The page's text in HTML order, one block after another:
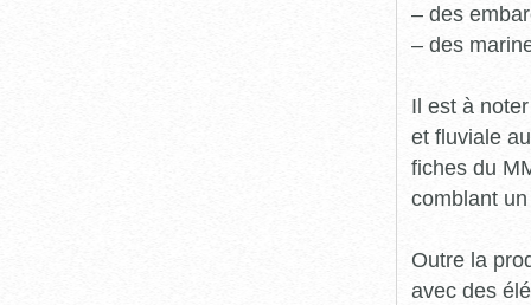
– des
– des
Il est à
et fluviale
fiches du
comblant
Outre la
avec des